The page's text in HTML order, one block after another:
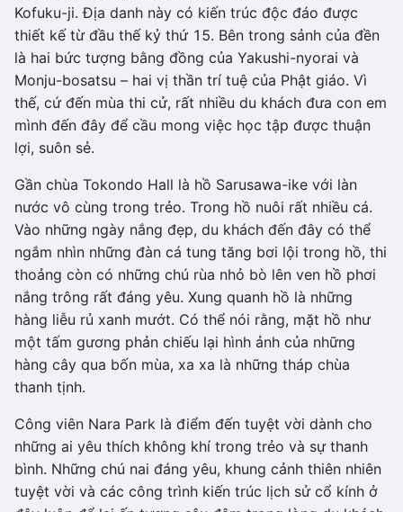
Kofuku-ji. Địa danh này có kiến trúc độc đáo được
thiết kế từ đầu thế kỷ thứ 15. Bên trong sảnh của đền
là hai bức tượng bằng đồng của Yakushi-nyorai và
Monju-bosatsu – hai vị thần trí tuệ của Phật giáo. Vì
thế, cứ đến mùa thi cử, rất nhiều du khách đưa con em
mình đến đây để cầu mong việc học tập được thuận
lợi, suôn sẻ.
Gần chùa Tokondo Hall là hồ Sarusawa-ike với làn
nước vô cùng trong trẻo. Trong hồ nuôi rất nhiều cá.
Vào những ngày nắng đẹp, du khách đến đây có thể
ngắm nhìn những đàn cá tung tăng bơi lội trong hồ, thi
thoảng còn có những chú rùa nhỏ bò lên ven hồ phơi
nắng trông rất đáng yêu. Xung quanh hồ là những
hàng liễu rủ xanh mướt. Có thể nói rằng, mặt hồ như
một tấm gương phản chiếu lại hình ảnh của những
hàng cây qua bốn mùa, xa xa là những tháp chùa
thanh tịnh.
Công viên Nara Park là điểm đến tuyệt vời dành cho
những ai yêu thích không khí trong trẻo và sự thanh
bình. Những chú nai đáng yêu, khung cảnh thiên nhiên
tuyệt vời và các công trình kiến trúc lịch sử cổ kính ở